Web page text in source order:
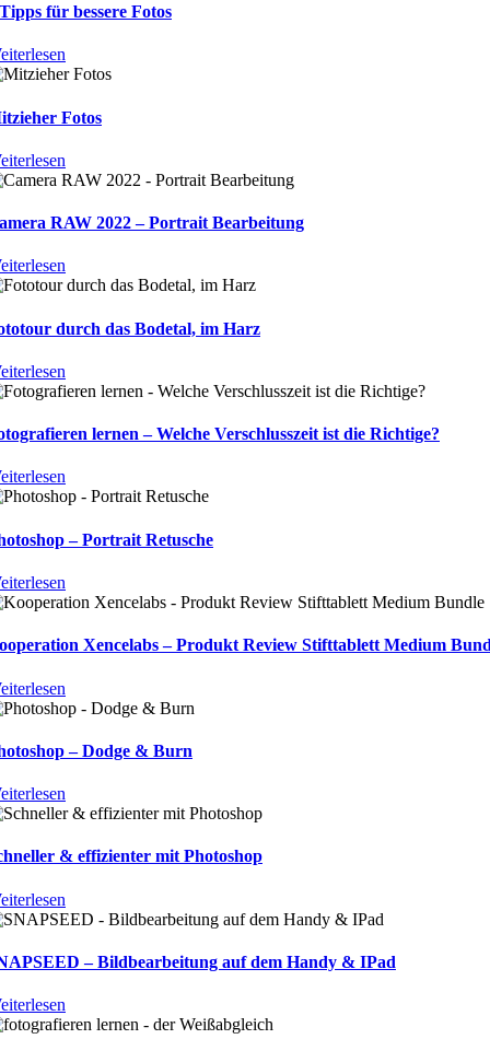
für bessere Fotos
Fotos
RAW 2022 – Portrait Bearbeitung
durch das Bodetal, im Harz
lernen – Welche Verschlusszeit ist die Richtige?
– Portrait Retusche
Xencelabs – Produkt Review Stifttablett Medium
– Dodge & Burn
& effizienter mit Photoshop
– Bildbearbeitung auf dem Handy & IPad